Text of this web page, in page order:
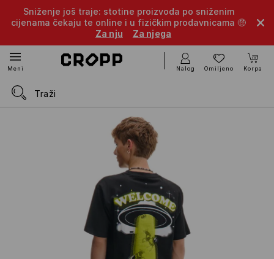
Sniženje još traje: stotine proizvoda po sniženim
cijenama čekaju te online i u fizičkim prodavnicama 🤑
Za nju
Za njega
Meni Nalog Omiljeno Korpa